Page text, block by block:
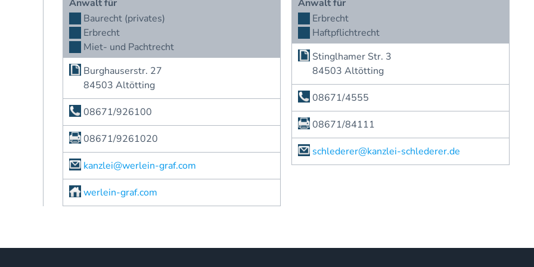
Anwalt für
Baurecht (privates)
Erbrecht
Miet- und Pachtrecht
Burghauserstr. 27
84503 Altötting
08671/926100
08671/9261020
kanzlei@werlein-graf.com
werlein-graf.com
Anwalt für
Erbrecht
Haftpflichtrecht
Stinglhamer Str. 3
84503 Altötting
08671/4555
08671/84111
schlederer@kanzlei-schlederer.de